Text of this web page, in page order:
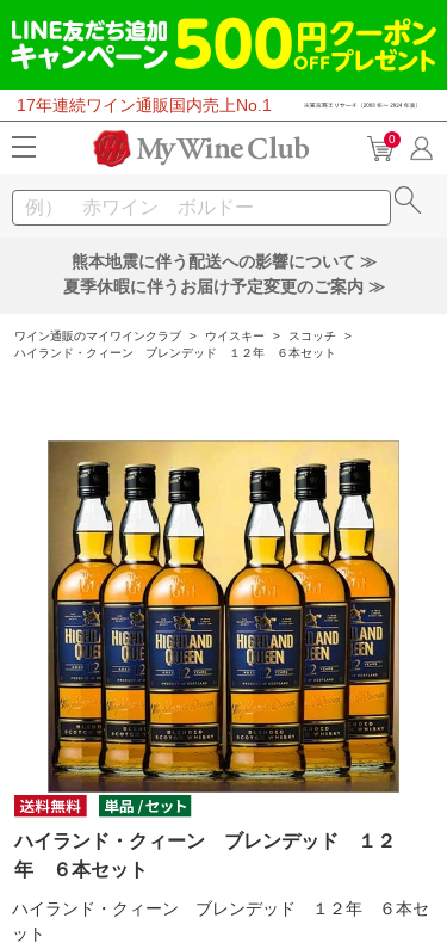
17年連続ワイン通販国内売上No.1
0
熊本地震に伴う配送への影響について ≫
夏季休暇に伴うお届け予定変更のご案内 ≫
ワイン通販のマイワインクラブ > ウイスキー > スコッチ
>
ハイランド・クィーン ブレンデッド １２年 ６本セット
ハイランド・クィーン ブレンデッド １２
年 ６本セット
ハイランド・クィーン ブレンデッド １２年 ６本セ
ット